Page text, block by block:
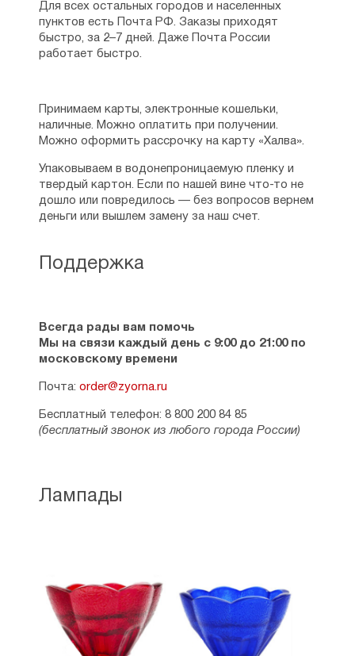
Поддержка
Всегда рады вам помочь
Мы на связи каждый день с 9:00 до 21:00 по
московскому времени
Почта: order@zyorna.ru
Бесплатный телефон: 8 800 200 84 85
(бесплатный звонок из любого города России)
Для всех остальных городов и населенных
пунктов есть Почта РФ. Заказы приходят
быстро, за 2–7 дней. Даже Почта России
работает быстро.
Принимаем карты, электронные кошельки,
наличные. Можно оплатить при получении.
Можно оформить рассрочку на карту «Халва».
Упаковываем в водонепроницаемую пленку и
твердый картон. Если по нашей вине что-то не
дошло или повредилось — без вопросов вернем
деньги или вышлем замену за наш счет.
Лампады